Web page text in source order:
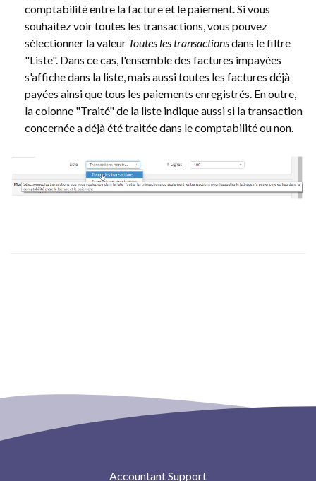
comptabilité entre la facture et le paiement. Si vous
souhaitez voir toutes les transactions, vous pouvez
sélectionner la valeur Toutes les transactionsdans le filtre
"Liste". Dans ce cas, l'ensemble des factures impayées
s'affiche dans la liste, mais aussi toutes les factures déjà
payées ainsi que tous les paiements enregistrés. En outre,
la colonne "Traité" de la liste indique aussi si la transaction
concernée a déjà été traitée dans le comptabilité ou non.
Accountant Support